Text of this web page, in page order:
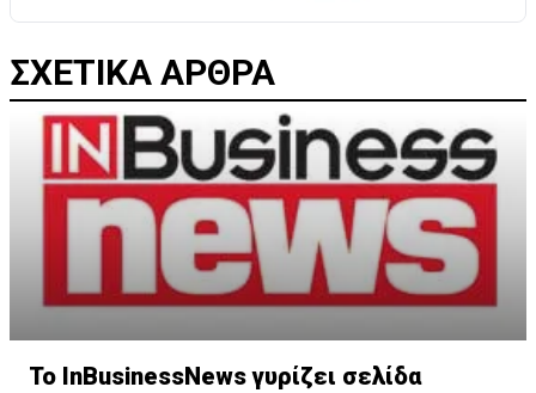
ΣΧΕΤΙΚΑ ΑΡΘΡΑ
Το InBusinessNews γυρίζει σελίδα